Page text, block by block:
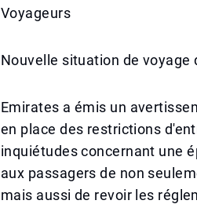
Voyageurs
Nouvelle situation de voyage
Emirates a émis un
en place des restrictions
inquiétudes concernant une
aux passagers de non
mais aussi de revoir les